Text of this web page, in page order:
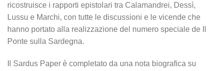
ricostruisce i rapporti epistolari tra Calamandrei, Dessì,
Lussu e Marchi, con tutte le discussioni e le vicende che
hanno portato alla realizzazione del numero speciale de Il
Ponte sulla Sardegna.
Il Sardus Paper è completato da una nota biografica su